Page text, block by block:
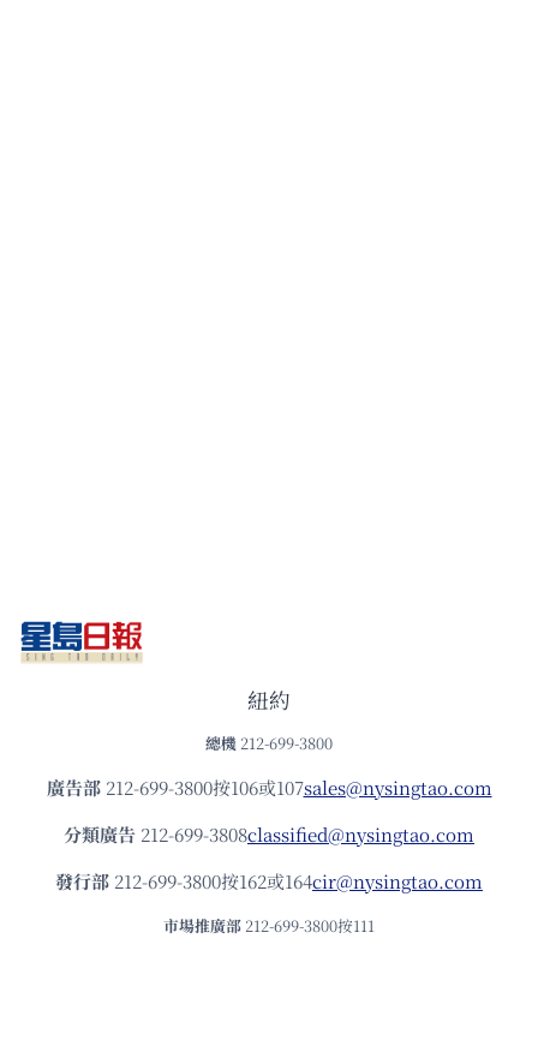
紐約
總機 212-699-3800
廣告部212-699-3800按106或107sales@nysingtao.com
分類廣告 212-699-3808classified@nysingtao.com
發⾏部 212-699-3800按162或164cir@nysingtao.com
市場推廣部 212-699-3800按111